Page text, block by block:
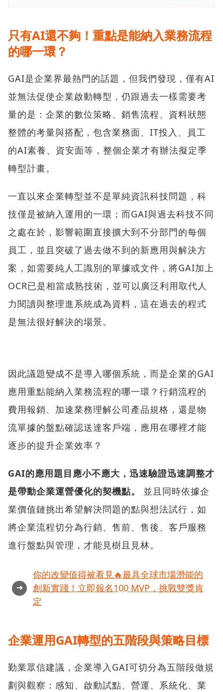
只有AI還不夠！重點是能納入業務流程
的哪一環？
GAI是企業界最熱門的話題，但我們發現，僅有AI
並無法促使企業啟動轉型，仍跟過去一樣需要考
量的是：企業的數位策略、銷售流程、資料狀態
整體的考量與搭配，包含業務面、IT投入、員工
的AI素養、資安面等，整個企業才有辦法擬定季
轉型計畫。
一直以來企業轉型並不是單純資訊科技問題，科
技僅是被納入運用的一環；而GAI與過去科技不同
之處在於，影響範圍直接擴大到不分部門的每個
員工，並且突破了過去做不到的新應用與解決方
案，如需要純人工識別的單據或文件，將GAI加上
OCR已是相當成熟技術，並可以廣泛利用取代人
力閱讀與整理進系統成為資料，這在過去的程式
是無法很好解決的場景。
因此議題變成不是導入哪個系統，而是企業的GAI
應用重點能納入業務流程的哪一環？行銷流程的
費用報銷、加速業務理解公司產品規格，還是物
流單據的盤點確認送達客戶端，應用在哪裡才能
逐步的提升企業效率？
GAI的應用題目應小不應大，迅速驗證迅速調整才
是帶動企業運營優化的契機點。
並且同時依據企
業價值鏈挑出希望解決問題的點與想法試行，如
將企業流程切分為行銷、售前、售後、客戶服務
進行盤點與管理，才能見樹且見林。
➜
你的改變值得被看見🔥最具全球市場潛能的
創新實踐！立即報名100 MVP，挑戰雙獎肯
定
企業運用GAI轉型的五階段與策略目標
勤業眾信建議，企業導入GAI可切分為五階段做規
劃與觀察：感知、啟動試點、營運、系統化、業